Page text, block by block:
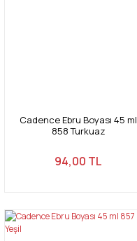
Cadence Ebru Boyası 45 ml
858 Turkuaz
94,00 TL